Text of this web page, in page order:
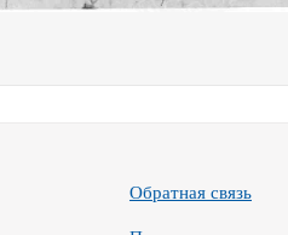
Обратная связь